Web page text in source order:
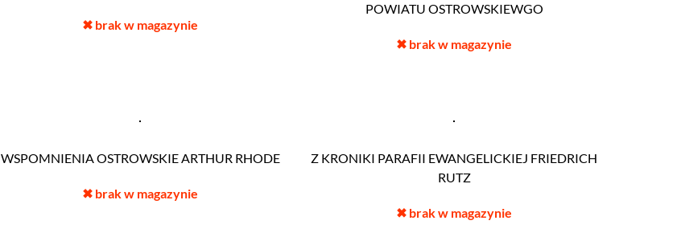
✖ brak w magazynie
POWIATU OSTROWSKIEWGO
✖ brak w magazynie
WSPOMNIENIA OSTROWSKIE ARTHUR RHODE
✖ brak w magazynie
Z KRONIKI PARAFII EWANGELICKIEJ FRIEDRICH
RUTZ
✖ brak w magazynie